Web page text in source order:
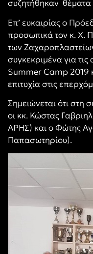
συζητήθηκαν
Επ’ ευκαιρίας ο
προσωπικά τον κ. Χ.
των
συγκεκριμένα για
Summer Camp 2019
επιτυχία στις
Σημειώνεται ότι στη
οι κκ. Κώστας
ΑΡΗΣ) και ο Φώτης
Παπασωτηρίου).